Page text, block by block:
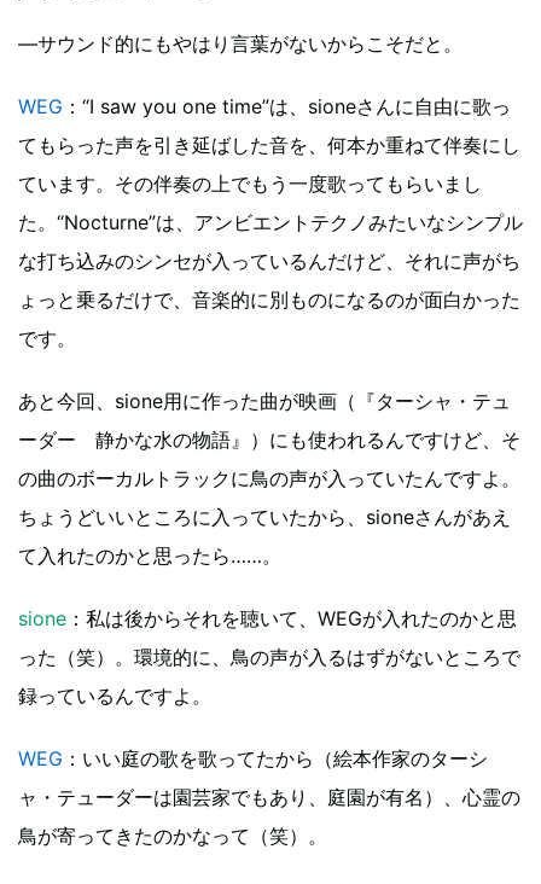
―サウンド的にもやはり言葉がないからこそだと。
WEG ：“I saw you one time”は、sioneさんに自由に歌っ
てもらった声を引き延ばした音を、何本か重ねて伴奏にし
ています。その伴奏の上でもう一度歌ってもらいまし
た。“Nocturne”は、アンビエントテクノみたいなシンプル
な打ち込みのシンセが入っているんだけど、それに声がち
ょっと乗るだけで、音楽的に別ものになるのが面白かった
です。
あと今回、sione用に作った曲が映画（『ターシャ・テュ
ーダー 静かな水の物語』）にも使われるんですけど、そ
の曲のボーカルトラックに鳥の声が入っていたんですよ。
ちょうどいいところに入っていたから、sioneさんがあえ
て入れたのかと思ったら……。
sione ：私は後からそれを聴いて、WEGが入れたのかと思
った（笑）。環境的に、鳥の声が入るはずがないところで
録っているんですよ。
WEG ：いい庭の歌を歌ってたから（絵本作家のターシ
ャ・テューダーは園芸家でもあり、庭園が有名）、心霊の
鳥が寄ってきたのかなって（笑）。